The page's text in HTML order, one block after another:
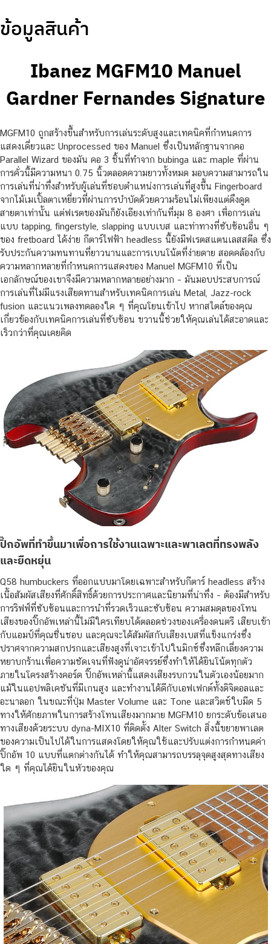
ข้อมูลสินค้า
Ibanez MGFM10 Manuel
Gardner Fernandes Signature
MGFM10 ถูกสร้างขึ้นสำหรับการเล่นระดับสูงและเทคนิคที่กำหนดการ
แสดงเดี่ยวและ Unprocessed ของ Manuel ซึ่งเป็นหลักฐานจากคอ
Parallel Wizard ของมัน คอ 3 ชิ้นที่ทำจาก bubinga และ maple ที่ผ่าน
การคั่วนี้มีความหนา 0.75 นิ้วตลอดความยาวทั้งหมด มอบความสามารถใน
การเล่นที่น่าทึ่งสำหรับผู้เล่นที่ชอบตำแหน่งการเล่นที่สูงขึ้น Fingerboard
จากไม้เมเปิ้ลตาเหยี่ยวที่ผ่านการบำบัดด้วยความร้อนไม่เพียงแต่ดึงดูด
สายตาเท่านั้น แต่ฟเรตของมันก็ยังเอียงเท่ากันที่มุม 8 องศา เพื่อการเล่น
แบบ tapping, fingerstyle, slapping แบบเบส และท่าทางที่ซับซ้อนอื่น ๆ
ของ fretboard ได้ง่าย กีตาร์ไฟฟ้า headless นี้ยังมีฟเรตสแตนเลสสตีล ซึ่ง
รับประกันความทนทานที่ยาวนานและการเบนโน้ตที่ง่ายดาย สอดคล้องกับ
ความหลากหลายที่กำหนดการแสดงของ Manuel MGFM10 ที่เป็น
เอกลักษณ์ของเขาจึงมีความหลากหลายอย่างมาก – มันมอบประสบการณ์
การเล่นที่ไม่มีแรงเสียดทานสำหรับเทคนิคการเล่น Metal, Jazz-rock
fusion และแนวเพลงทดลองใด ๆ ที่คุณโยนเข้าไป หากสไตล์ของคุณ
เกี่ยวข้องกับเทคนิคการเล่นที่ซับซ้อน ขวานนี้ช่วยให้คุณเล่นได้สะอาดและ
เร็วกว่าที่คุณเคยคิด
ปิ๊กอัพที่ทำขึ้นมาเพื่อการใช้งานเฉพาะและพาเลตที่ทรงพลัง
และยืดหยุ่น
Q58 humbuckers ที่ออกแบบมาโดยเฉพาะสำหรับกีตาร์ headless สร้าง
เนื้อสัมผัสเสียงที่ศักดิ์สิทธิ์ด้วยการประกาศและนิยามที่น่าทึ่ง – ต้องมีสำหรับ
การริฟฟ์ที่ซับซ้อนและการนำที่รวดเร็วและซับซ้อน ความสมดุลของโทน
เสียงของปิ๊กอัพเหล่านี้ไม่มีใครเทียบได้ตลอดช่วงของเครื่องดนตรี เสียบเข้า
กับแอมป์ที่คุณชื่นชอบ และคุณจะได้สัมผัสกับเสียงเบสที่แข็งแกร่งซึ่ง
ปราศจากความสกปรกและเสียงสูงที่เจาะเข้าไปในมิกซ์ซึ่งหลีกเลี่ยงความ
หยาบกร้านเพื่อความชัดเจนที่ฟังดูน่าอัศจรรย์ซึ่งทำให้ได้ยินโน้ตทุกตัว
ภายในโครงสร้างคอร์ด ปิ๊กอัพเหล่านี้แสดงเสียงรบกวนในตัวเองน้อยมาก
แม้ในแอปพลิเคชันที่มีเกนสูง และทำงานได้ดีกับเอฟเฟกต์ทั้งดิจิตอลและ
อะนาลอก ในขณะที่ปุ่ม Master Volume และ Tone และสวิตช์ใบมีด 5
ทางให้ศักยภาพในการสร้างโทนเสียงมากมาย MGFM10 ยกระดับข้อเสนอ
ทางเสียงด้วยระบบ dyna-MIX10 ที่ติดตั้ง Alter Switch สิ่งนี้ขยายพาเลต
ของความเป็นไปได้ในการแสดงโดยให้คุณใช้และปรับแต่งการกำหนดค่า
ปิ๊กอัพ 10 แบบที่แตกต่างกันได้ ทำให้คุณสามารถบรรลุจุดสูงสุดทางเสียง
ใด ๆ ที่คุณได้ยินในหัวของคุณ